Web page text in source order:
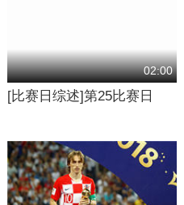
02:00
[比赛日综述]第25比赛日